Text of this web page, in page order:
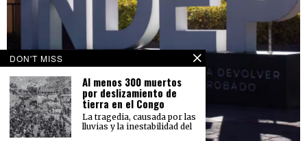
DON'T MISS
Al menos 300 muertos
por deslizamiento de
tierra en el Congo
La tragedia, causada por las
lluvias y la inestabilidad del